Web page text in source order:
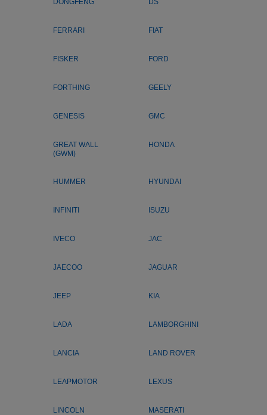
DONGFENG DS
FERRARI FIAT
FISKER FORD
FORTHING GEELY
GENESIS GMC
GREAT WALL
(GWM)
HONDA
HUMMER HYUNDAI
INFINITI ISUZU
IVECO JAC
JAECOO JAGUAR
JEEP KIA
LADA LAMBORGHINI
LANCIA LAND ROVER
LEAPMOTOR LEXUS
LINCOLN MASERATI